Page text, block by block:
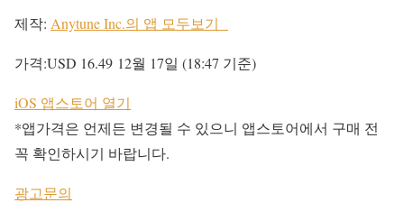
제작: Anytune Inc.의 앱 모두보기
가격:USD 16.49 12월 17일 (18:47 기준)
iOS 앱스토어 열기
*앱가격은 언제든 변경될 수 있으니 앱스토어에서 구매 전
꼭 확인하시기 바랍니다.
광고문의